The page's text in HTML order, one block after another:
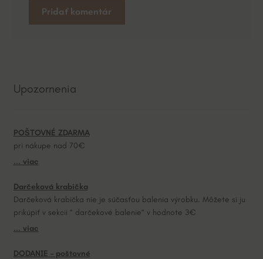
r
t
i
v
:
Upozornenia
POŠTOVNÉ ZDARMA
pri nákupe nad 70€
... viac
Darčeková krabička
Darčeková krabička nie je súčasťou balenia výrobku. Môžete si ju
prikúpiť v sekcii “ darčekové balenie“ v hodnote 3€
... viac
DODANIE – poštovné